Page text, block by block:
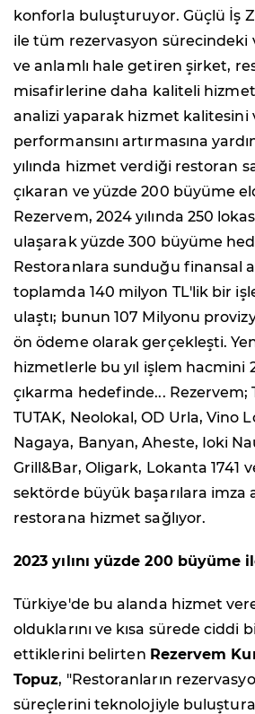
konforla buluşturuyor. Güçlü İş
ile tüm rezervasyon sürecindeki
ve anlamlı hale getiren şirket,
misafirlerine daha kaliteli
analizi yaparak hizmet kalitesini
performansını artırmasına
yılında hizmet verdiği restoran
çıkaran ve yüzde 200 büyüme
Rezervem, 2024 yılında 250
ulaşarak yüzde 300 büyüme
Restoranlara sunduğu finansal
toplamda 140 milyon TL'lik bir
ulaştı; bunun 107 Milyonu
ön ödeme olarak gerçekleşti.
hizmetlerle bu yıl işlem hacmini
çıkarma hedefinde... Rezervem;
TUTAK, Neolokal, OD Urla, Vino
Nagaya, Banyan, Aheste, Ioki
Grill&Bar, Oligark, Lokanta 1741
sektörde büyük başarılara imza
restorana hizmet sağlıyor.
2023 yılını yüzde 200 büyüme
Türkiye'de bu alanda hizmet
olduklarını ve kısa sürede ciddi
ettiklerini belirten Rezervem
Topuz, "Restoranların
süreçlerini teknolojiyle